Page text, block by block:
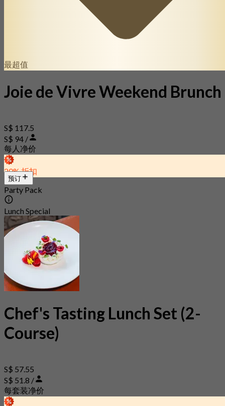
最超值
Joie de Vivre Weekend Brunch
S$ 117.5
S$ 94 /
每人净价
20% 折扣
预订
Party Pack
Lunch Special
Chef's Tasting Lunch Set (2-
Course)
S$ 57.55
S$ 51.8 /
每套装净价